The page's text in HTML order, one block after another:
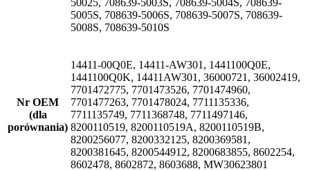
50025, 708639-5003S, 708639-5004S, 708639-
5005S, 708639-5006S, 708639-5007S, 708639-
5008S, 708639-5010S
Nr OEM
(dla
porównania)
14411-00Q0E, 14411-AW301, 1441100Q0E,
1441100Q0K, 14411AW301, 36000721, 36002419,
7701472775, 7701473526, 7701474960,
7701477263, 7701478024, 7711135336,
7711135749, 7711368748, 7711497146,
8200110519, 8200110519A, 8200110519B,
8200256077, 8200332125, 8200369581,
8200381645, 8200544912, 8200683855, 8602254,
8602478, 8602872, 8603688, MW30623801